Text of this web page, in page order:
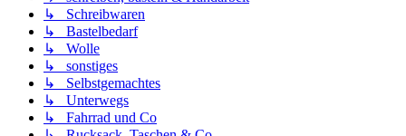
↳ Schreibwaren
↳ Bastelbedarf
↳ Wolle
↳ sonstiges
↳ Selbstgemachtes
↳ Unterwegs
↳ Fahrrad und Co